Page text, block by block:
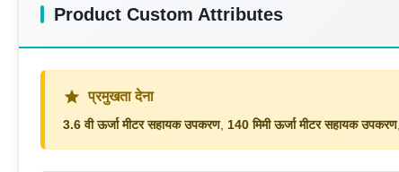
Product Custom Attributes
प्रमुखता देना
3.6 वी ऊर्जा मीटर सहायक उपकरण, 140 मिमी ऊर्जा मीटर सहायक उपकरण,